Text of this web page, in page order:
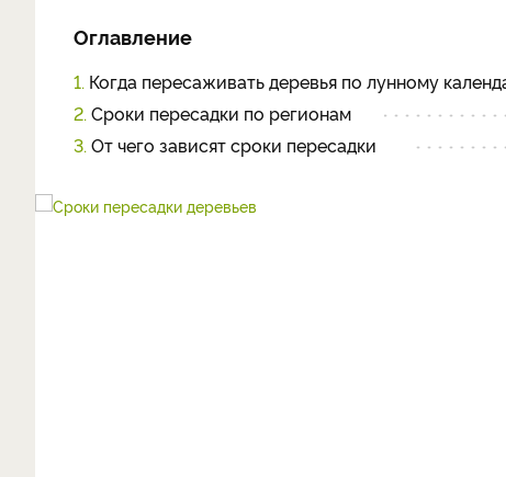
Оглавление
1. Когда пересаживать деревья по лунному
2. Сроки пересадки по регионам
3. От чего зависят сроки пересадки